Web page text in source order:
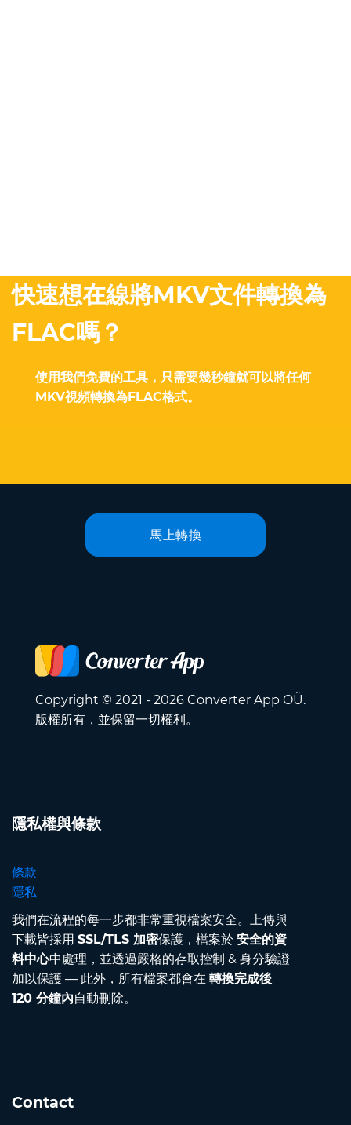
快速想在線將MKV文件轉換為
FLAC嗎？
使用我們免費的工具，只需要幾秒鐘就可以將任何
MKV視頻轉換為FLAC格式。
馬上轉換
Copyright © 2021 - 2026 Converter App OÜ.
版權所有，並保留一切權利。
隱私權與條款
條款
隱私
我們在流程的每一步都非常重視檔案安全。上傳與
下載皆採用 SSL/TLS 加密保護，檔案於 安全的資
料中心中處理，並透過嚴格的存取控制 & 身分驗證
加以保護 — 此外，所有檔案都會在 轉換完成後
120 分鐘內自動刪除。
Contact